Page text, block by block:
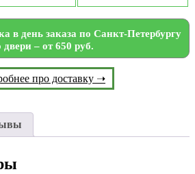
в день заказа по Санкт-Петербургу
двери – от 650 руб.
про доставку ➝